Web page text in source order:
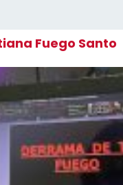
Fuego Santo